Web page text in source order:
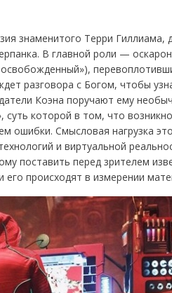
знаменитого Терри Гиллиама,
В главной роли —
разговора с Богом, чтобы
Коэна поручают ему
суть которой в том, что
ошибки. Смысловая нагрузка
и виртуальной
поставить перед зрителем
его происходят в измерении